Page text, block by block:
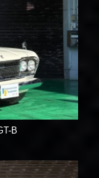
B